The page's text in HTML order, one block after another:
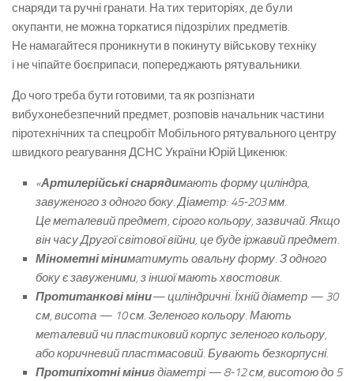
снаряди та ручні гранати. На тих територіях, де були
окупанти, не можна торкатися підозрілих предметів.
Не намагайтеся проникнути в покинуту військову техніку
і не чіпайте боєприпаси, попереджають рятувальники.
До чого треба бути готовими, та як розпізнати
вибухонебезпечний предмет, розповів начальник частини
піротехнічних та спецробіт Мобільного рятувального центру
швидкого реагування ДСНС України Юрій Цикенюк:
«Артилерійські снарядимають форму циліндра,
завуженого з одного боку. Діаметр: 45-203 мм.
Це металевий предмет, сірого кольору, зазвичай. Якщо
він часу Другої світової війни, це буде іржавий предмет.
Мінометні міниматимуть овальну форму. З одного
боку є завуженими, з іншої мають хвостовик.
Протитанкові міни— циліндричні. Їхній діаметр — 30
см, висота — 10 см. Зеленого кольору. Мають
металевий чи пластиковий корпус зеленого кольору,
або коричневий пластмасовий. Бувають безкорпусні.
Протипіхотні мінив діаметрі — 8-12 см, висотою до 5